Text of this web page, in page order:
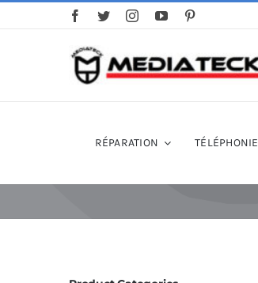
RÉPARATION TÉLÉPHONIE